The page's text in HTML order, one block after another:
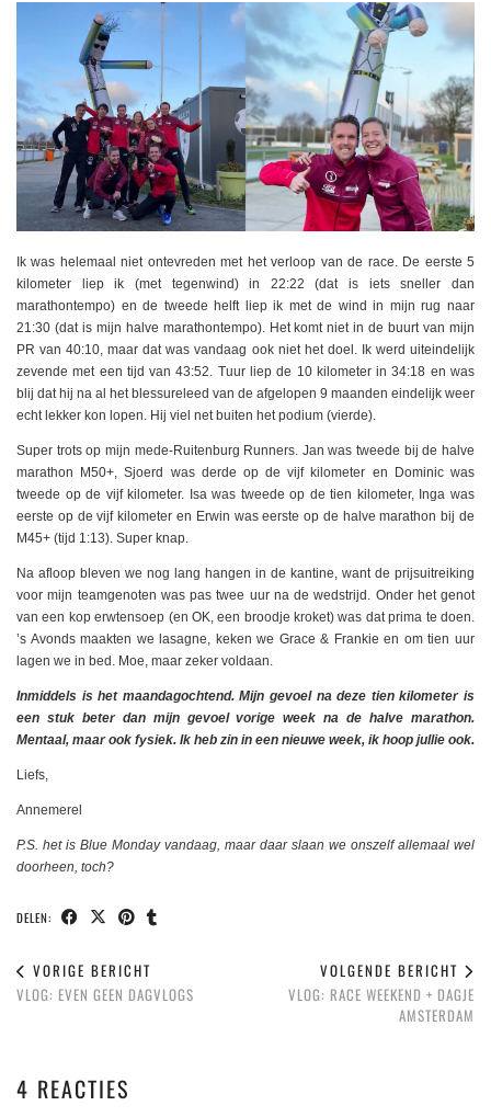
Ik was helemaal niet ontevreden met het verloop van de race. De eerste 5
kilometer liep ik (met tegenwind) in 22:22 (dat is iets sneller dan
marathontempo) en de tweede helft liep ik met de wind in mijn rug naar
21:30 (dat is mijn halve marathontempo). Het komt niet in de buurt van mijn
PR van 40:10, maar dat was vandaag ook niet het doel. Ik werd uiteindelijk
zevende met een tijd van 43:52. Tuur liep de 10 kilometer in 34:18 en was
blij dat hij na al het blessureleed van de afgelopen 9 maanden eindelijk weer
echt lekker kon lopen. Hij viel net buiten het podium (vierde).
Super trots op mijn mede-Ruitenburg Runners. Jan was tweede bij de halve
marathon M50+, Sjoerd was derde op de vijf kilometer en Dominic was
tweede op de vijf kilometer. Isa was tweede op de tien kilometer, Inga was
eerste op de vijf kilometer en Erwin was eerste op de halve marathon bij de
M45+ (tijd 1:13). Super knap.
Na afloop bleven we nog lang hangen in de kantine, want de prijsuitreiking
voor mijn teamgenoten was pas twee uur na de wedstrijd. Onder het genot
van een kop erwtensoep (en OK, een broodje kroket) was dat prima te doen.
’s Avonds maakten we lasagne, keken we Grace & Frankie en om tien uur
lagen we in bed. Moe, maar zeker voldaan.
Inmiddels is het maandagochtend. Mijn gevoel na deze tien kilometer is
een stuk beter dan mijn gevoel vorige week na de halve marathon.
Mentaal, maar ook fysiek. Ik heb zin in een nieuwe week, ik hoop jullie ook.
Liefs,
Annemerel
P.S. het is Blue Monday vandaag, maar daar slaan we onszelf allemaal wel
doorheen, toch?
DELEN:
VORIGE BERICHT
VLOG: EVEN GEEN DAGVLOGS
VOLGENDE BERICHT
VLOG: RACE WEEKEND + DAGJE
AMSTERDAM
4 REACTIES